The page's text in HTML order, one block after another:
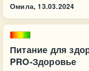
Омила, 13.03.2024
Питание для
PRO-Здоровье